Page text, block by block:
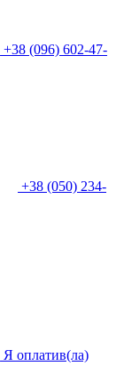
+38 (096) 602-47-
+38 (050) 234-
Я оплатив(ла)